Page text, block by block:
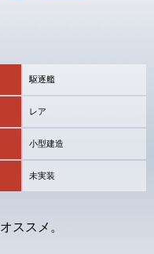
駆逐艦
レア
小型建造
未実装
ススメ。